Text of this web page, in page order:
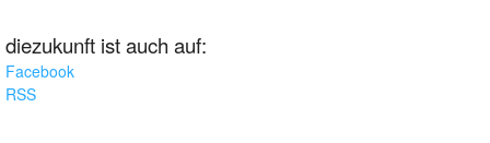
diezukunft ist auch auf:
Facebook
RSS